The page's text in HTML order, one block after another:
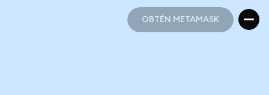
OBTÉN METAMASK